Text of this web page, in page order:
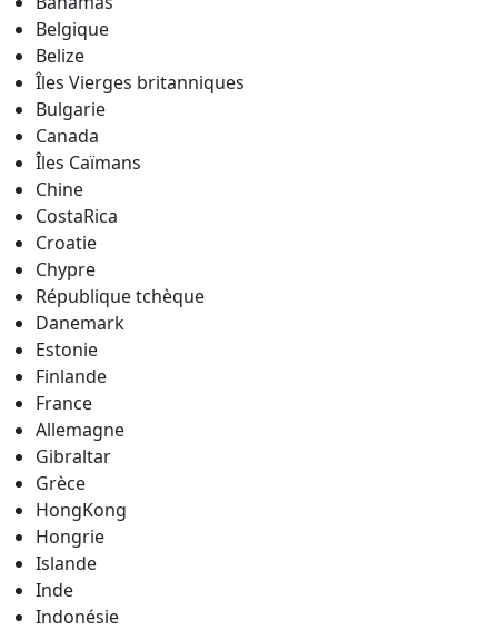
Belgique
Belize
Îles Vierges britanniques
Bulgarie
Canada
Îles Caïmans
Chine
CostaRica
Croatie
Chypre
Républiquetchèque
Danemark
Estonie
Finlande
France
Allemagne
Gibraltar
Grèce
HongKong
Hongrie
Islande
Inde
Indonésie